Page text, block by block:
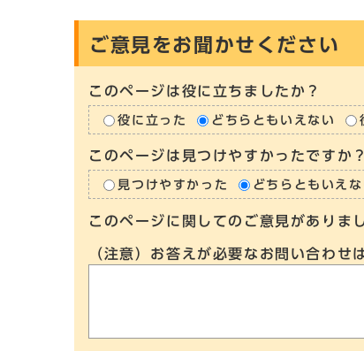
ご意見をお聞かせください
このページは役に立ちましたか？
役に立った どちらともいえない
このページは見つけやすかったですか？
見つけやすかった どちらともいえな
このページに関してのご意見がありま
（注意）お答えが必要なお問い合わ